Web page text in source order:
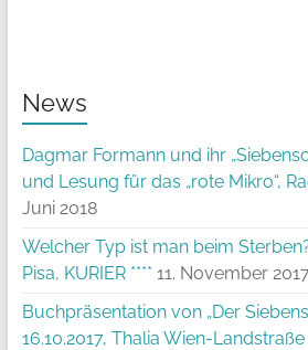
News
Dagmar Formann und ihr
und Lesung für das „rote Mikro“,
Juni 2018
Welcher Typ ist man beim
Pisa, KURIER **** 11. November
Buchpräsentation von „Der
16.10.2017, Thalia Wien-Landstraße